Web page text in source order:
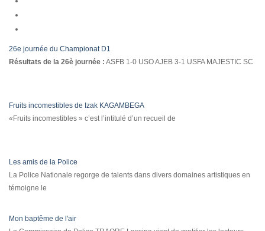
26e journée du Championat D1
Résultats de la 26è journée : ASFB 1-0 USO AJEB 3-1 USFA MAJESTIC SC
Fruits incomestibles de Izak KAGAMBEGA
«Fruits incomestibles » c’est l’intitulé d’un recueil de
Les amis de la Police
La Police Nationale regorge de talents dans divers domaines artistiques en
témoigne le
Mon baptême de l'air